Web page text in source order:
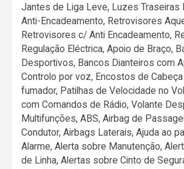
Jantes de Liga Leve, Luzes Traseiras
Anti-Encadeamento, Retrovisores
Retrovisores c/ Anti Encadeamento,
Regulação Eléctrica, Apoio de Braço,
Desportivos, Bancos Dianteiros com
Controlo por voz, Encostos de
fumador, Patilhas de Velocidade no
com Comandos de Rádio, Volante
Multifunções, ABS, Airbag de
Condutor, Airbags Laterais, Ajuda ao
Alarme, Alerta sobre Manutenção,
de Linha, Alertas sobre Cinto de